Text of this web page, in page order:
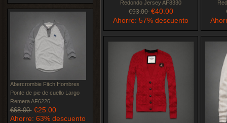
Abercrombie Fitch Hombres
Ponte de pie de cuello Largo
Remera AF6226
€68.00 €25.00
Ahorre: 63% descuento
Redondo Jersey AF8330
€93.00 €40.00
Ahorre: 57% descuento